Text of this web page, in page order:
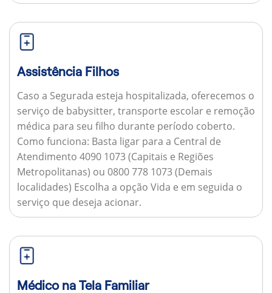
Assistência Filhos
Caso a Segurada esteja hospitalizada, oferecemos o
serviço de babysitter, transporte escolar e remoção
médica para seu filho durante período coberto.
Como funciona: Basta ligar para a Central de
Atendimento 4090 1073 (Capitais e Regiões
Metropolitanas) ou 0800 778 1073 (Demais
localidades) Escolha a opção Vida e em seguida o
serviço que deseja acionar.
Médico na Tela Familiar